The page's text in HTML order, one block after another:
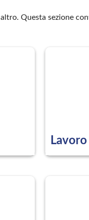
Questa sezione